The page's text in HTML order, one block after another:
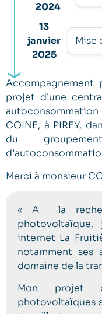
2024
13
janvier
2025
Mise
Accompagnement
projet d’une
COINE, à PIREY,
du
Merci à monsieur
« A la
internet La
notamment
domaine de la
Mon projet
photovoltaïques